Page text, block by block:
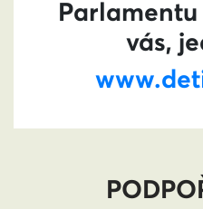
Parlamentu
vás,